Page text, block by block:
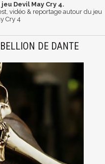
Devil May Cry 4.
vidéo & reportage autour du jeu
Cry 4
DE DANTE